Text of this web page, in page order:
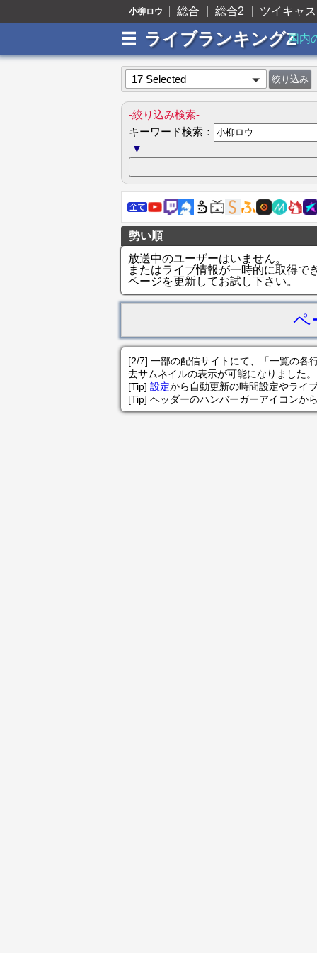
小柳ロウ 総合 総合2 ツイキャス
ライブランキングZ国内
17 Selected
-絞り込み検索-
キーワード検索：
▼
勢い順
放送中のユーザーはいません。
またはライブ情報が一時的に取得で
ページを更新してお試し下さい。
ペ
[2/7] 一部の配信サイトにて、「一覧の各
去サムネイルの表示が可能になりました。
[Tip] 設定から自動更新の時間設定やライ
[Tip] ヘッダーのハンバーガーアイコンか